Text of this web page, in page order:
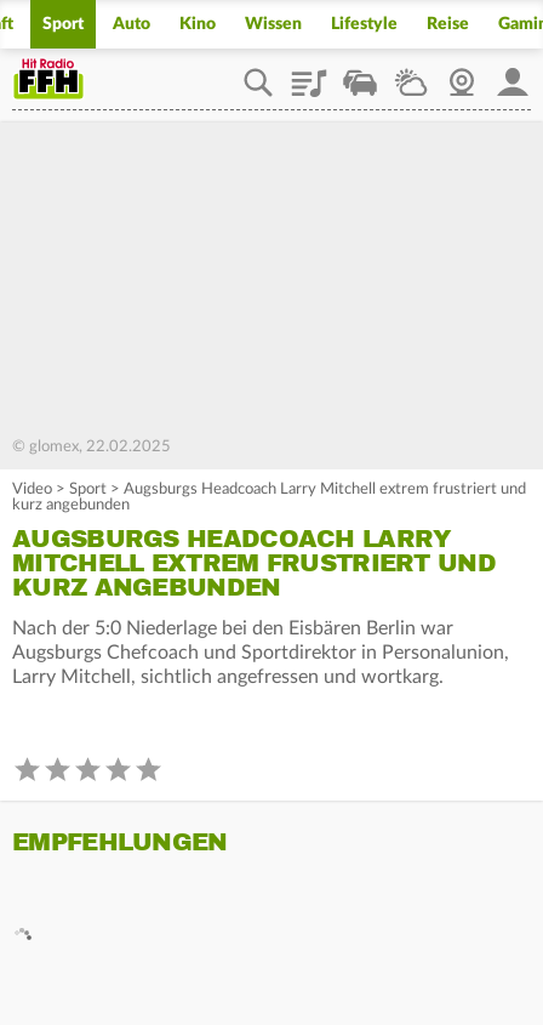
Sport Auto Kino Wissen Lifestyle Reise
PlaylistStaupilotWetterWebcam
© glomex, 22.02.2025
Video > Sport > Augsburgs Headcoach Larry Mitchell extrem frustriert und
kurz angebunden
AUGSBURGS HEADCOACH LARRY
MITCHELL EXTREM FRUSTRIERT UND
KURZ ANGEBUNDEN
Nach der 5:0 Niederlage bei den Eisbären Berlin war
Augsburgs Chefcoach und Sportdirektor in Personalunion,
Larry Mitchell, sichtlich angefressen und wortkarg.
EMPFEHLUNGEN